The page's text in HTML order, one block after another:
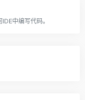
中编写代码。